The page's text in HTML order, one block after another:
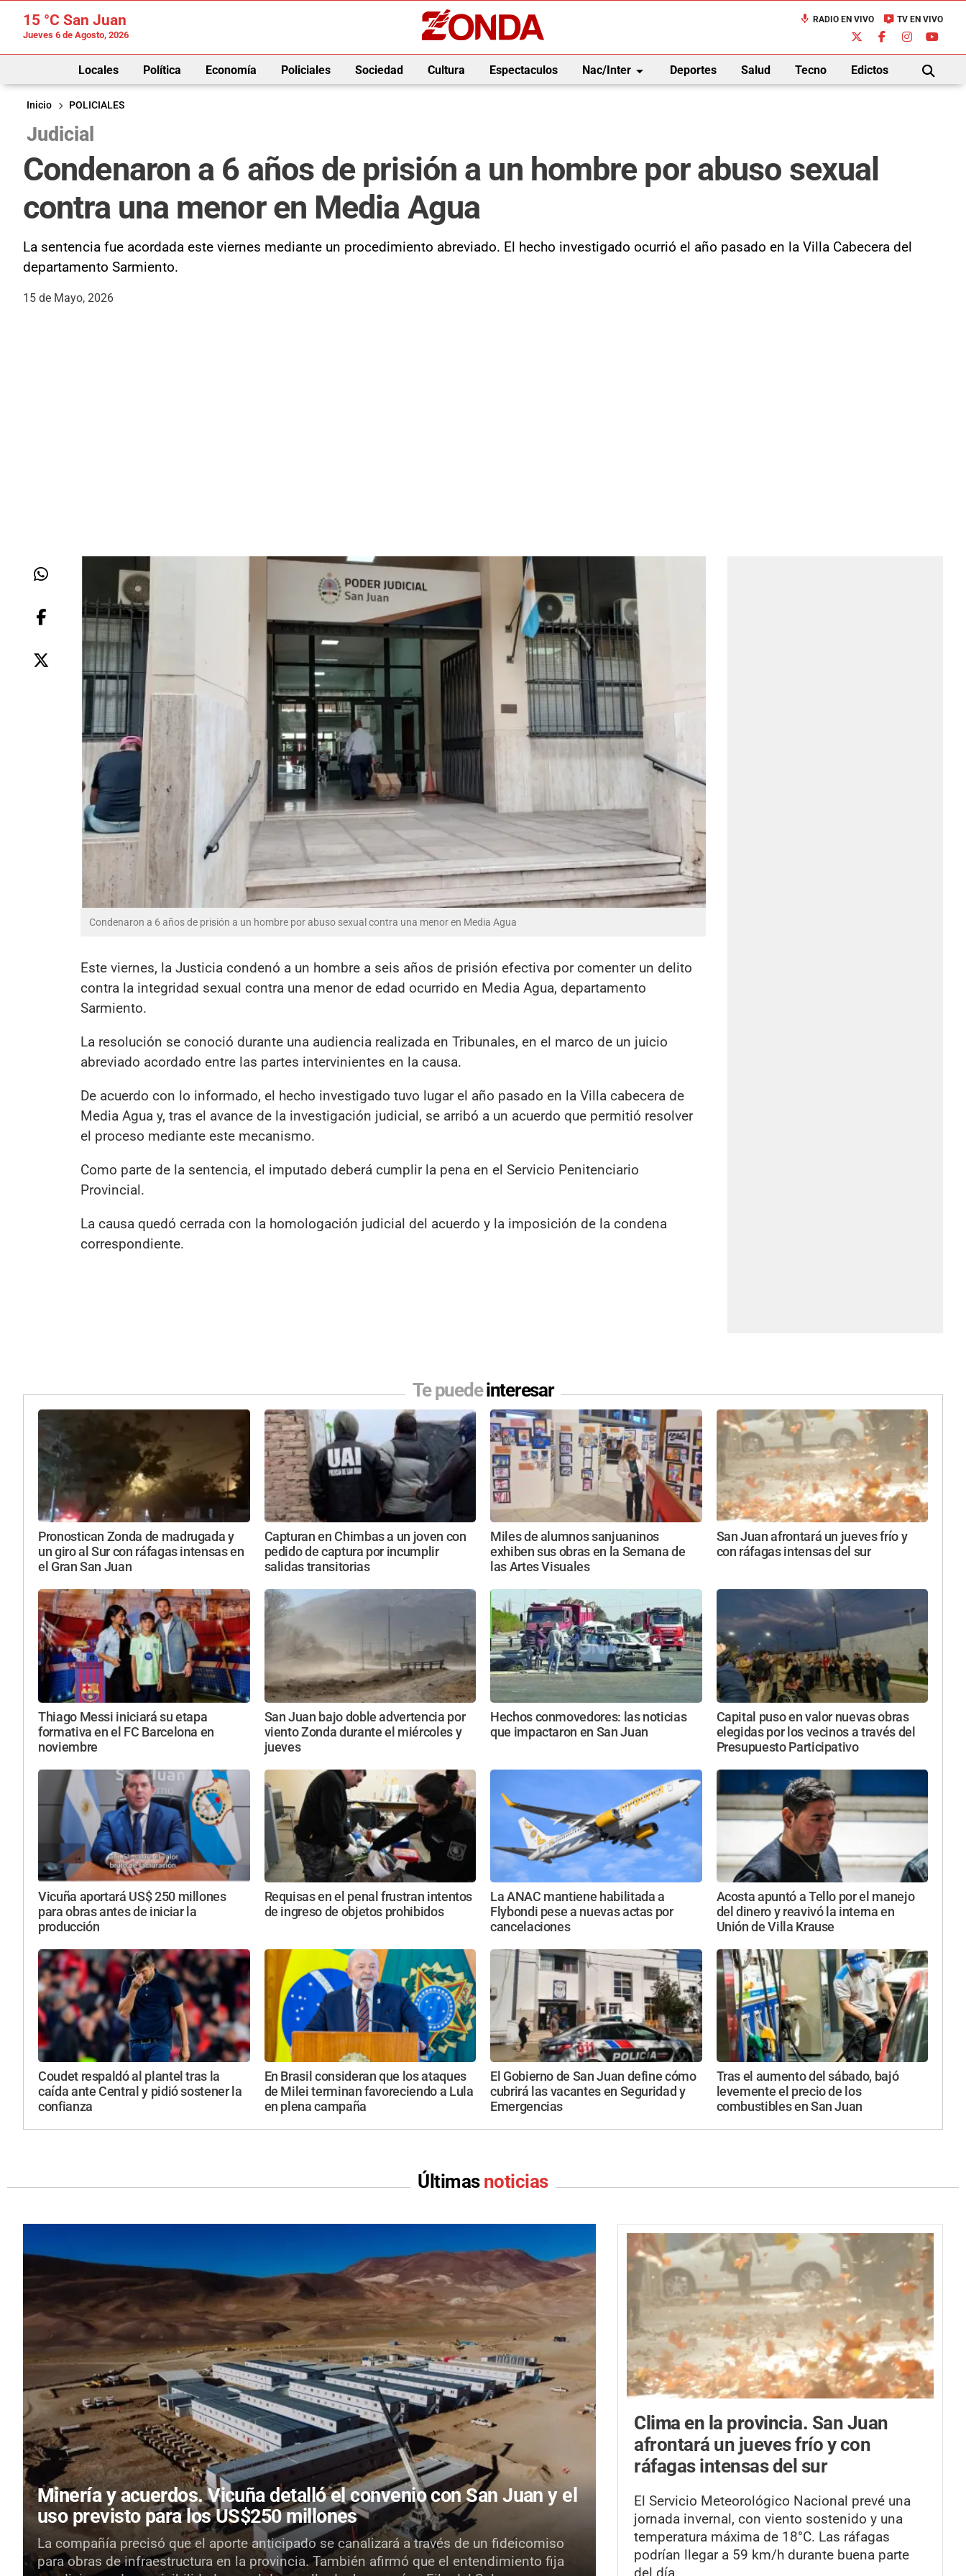
15 °C San Juan
Jueves 6 de Agosto, 2026
mic RADIO EN VIVO live_tv TV EN VIVO
Locales Política Economía Policiales Sociedad Cultura Espectaculos Nac/Interarrow_drop_down Deportes Salud Tecno Edictos
BUSCAR
Inicio
POLICIALES
Judicial
Condenaron a 6 años de prisión a un hombre por abuso sexual
contra una menor en Media Agua
La sentencia fue acordada este viernes mediante un procedimiento abreviado. El hecho investigado ocurrió el año pasado en la Villa Cabecera del
departamento Sarmiento.
15 de Mayo, 2026
Condenaron a 6 años de prisión a un hombre por abuso sexual contra una menor en Media Agua
Este viernes, la Justicia condenó a un hombre a seis años de prisión efectiva por comenter un delito
contra la integridad sexual contra una menor de edad ocurrido en Media Agua, departamento
Sarmiento.
La resolución se conoció durante una audiencia realizada en Tribunales, en el marco de un juicio
abreviado acordado entre las partes intervinientes en la causa.
De acuerdo con lo informado, el hecho investigado tuvo lugar el año pasado en la Villa cabecera de
Media Agua y, tras el avance de la investigación judicial, se arribó a un acuerdo que permitió resolver
el proceso mediante este mecanismo.
Como parte de la sentencia, el imputado deberá cumplir la pena en el Servicio Penitenciario
Provincial.
La causa quedó cerrada con la homologación judicial del acuerdo y la imposición de la condena
correspondiente.
Te puedeinteresar
Pronostican Zonda de madrugada y
un giro al Sur con ráfagas intensas en
el Gran San Juan
Capturan en Chimbas a un joven con
pedido de captura por incumplir
salidas transitorias
Miles de alumnos sanjuaninos
exhiben sus obras en la Semana de
las Artes Visuales
San Juan afrontará un jueves frío y
con ráfagas intensas del sur
Thiago Messi iniciará su etapa
formativa en el FC Barcelona en
noviembre
San Juan bajo doble advertencia por
viento Zonda durante el miércoles y
jueves
Hechos conmovedores: las noticias
que impactaron en San Juan
Capital puso en valor nuevas obras
elegidas por los vecinos a través del
Presupuesto Participativo
Vicuña aportará US$ 250 millones
para obras antes de iniciar la
producción
Requisas en el penal frustran intentos
de ingreso de objetos prohibidos
La ANAC mantiene habilitada a
Flybondi pese a nuevas actas por
cancelaciones
Acosta apuntó a Tello por el manejo
del dinero y reavivó la interna en
Unión de Villa Krause
Coudet respaldó al plantel tras la
caída ante Central y pidió sostener la
confianza
En Brasil consideran que los ataques
de Milei terminan favoreciendo a Lula
en plena campaña
El Gobierno de San Juan define cómo
cubrirá las vacantes en Seguridad y
Emergencias
Tras el aumento del sábado, bajó
levemente el precio de los
combustibles en San Juan
Últimas noticias
Minería y acuerdos.Vicuña detalló el convenio con San Juan y el
uso previsto para los US$250 millones
La compañía precisó que el aporte anticipado se canalizará a través de un fideicomiso
para obras de infraestructura en la provincia. También afirmó que el entendimiento fija
Clima en la provincia. San Juan
afrontará un jueves frío y con
ráfagas intensas del sur
El Servicio Meteorológico Nacional prevé una
jornada invernal, con viento sostenido y una
temperatura máxima de 18°C. Las ráfagas
podrían llegar a 59 km/h durante buena parte